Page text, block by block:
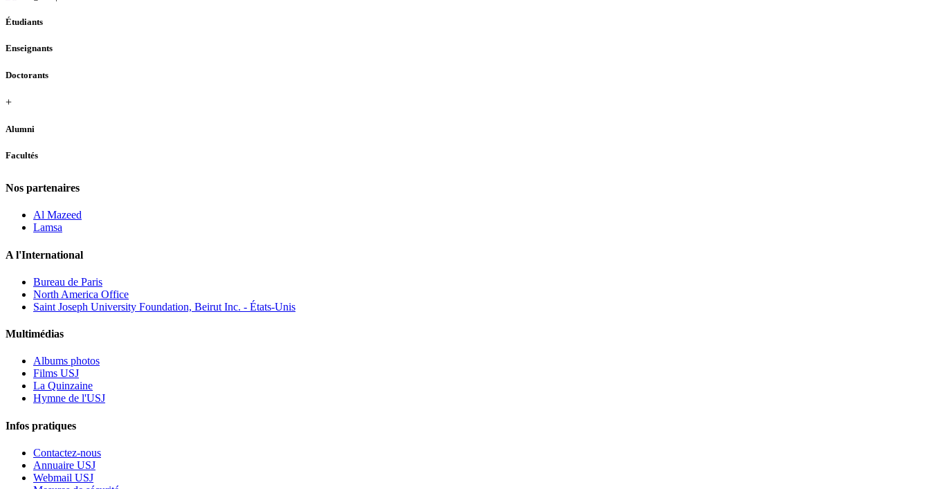
Étudiants
Enseignants
Doctorants
+
Alumni
Facultés
Nos partenaires
Al Mazeed
Lamsa
A l'International
Bureau de Paris
North America Office
Saint Joseph University Foundation, Beirut Inc. - États-Unis
Multimédias
Albums photos
Films USJ
La Quinzaine
Hymne de l'USJ
Infos pratiques
Contactez-nous
Annuaire USJ
Webmail USJ